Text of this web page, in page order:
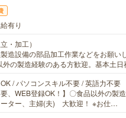
有り
・加工）
造設備の部品加工作業などをお願い
外の製造経験のある方歓迎。基本土
/ パソコンスキル不要 / 英語力不要
要、WEB登録OK！】〇食品以外の製
ーター、主婦(夫) 大歓迎！ ※お仕…